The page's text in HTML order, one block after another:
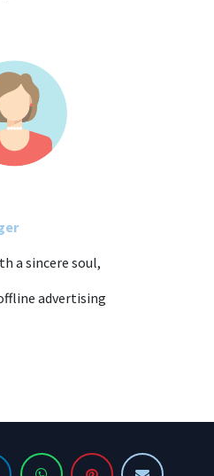
a sincere soul,
advertising